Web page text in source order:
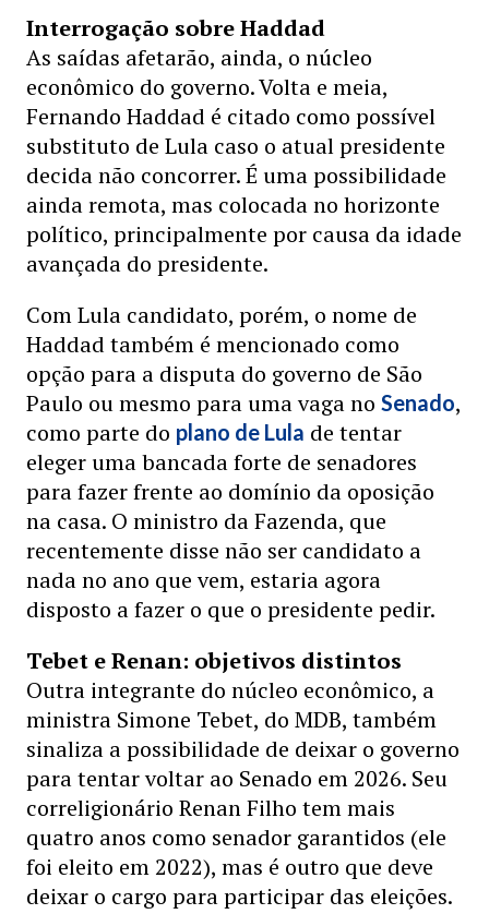
Interrogação sobre Haddad
As saídas afetarão, ainda, o núcleo
econômico do governo. Volta e meia,
Fernando Haddad é citado como possível
substituto de Lula caso o atual presidente
decida não concorrer. É uma possibilidade
ainda remota, mas colocada no horizonte
político, principalmente por causa da idade
avançada do presidente.
Com Lula candidato, porém, o nome de
Haddad também é mencionado como
opção para a disputa do governo de São
Paulo ou mesmo para uma vaga no Senado,
como parte do plano de Lula de tentar
eleger uma bancada forte de senadores
para fazer frente ao domínio da oposição
na casa. O ministro da Fazenda, que
recentemente disse não ser candidato a
nada no ano que vem, estaria agora
disposto a fazer o que o presidente pedir.
Tebet e Renan: objetivos distintos
Outra integrante do núcleo econômico, a
ministra Simone Tebet, do MDB, também
sinaliza a possibilidade de deixar o governo
para tentar voltar ao Senado em 2026. Seu
correligionário Renan Filho tem mais
quatro anos como senador garantidos (ele
foi eleito em 2022), mas é outro que deve
deixar o cargo para participar das eleições.